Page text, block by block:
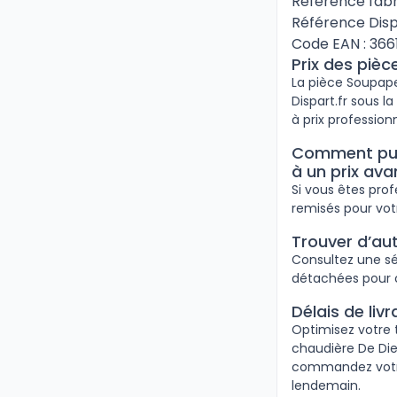
Référence
Code EAN :
Prix des
La pièce
Dispart.fr sous
à prix
Comment
à un prix
Si vous êtes
remisés pour
Trouver
Consultez une
détachées pour
Délais de
Optimisez votre
chaudière De
commandez
lendemain.